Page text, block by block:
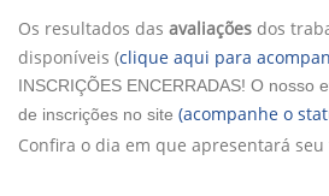
Os resultados das avaliações dos
disponíveis (clique aqui para
INSCRIÇÕES ENCERRADAS! O nosso
de inscrições no site (acompanhe o
Confira o dia em que apresentará